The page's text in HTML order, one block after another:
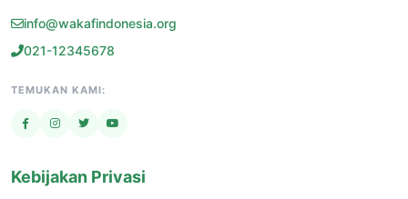
info@wakafindonesia.org
021-12345678
TEMUKAN KAMI:
Kebijakan Privasi